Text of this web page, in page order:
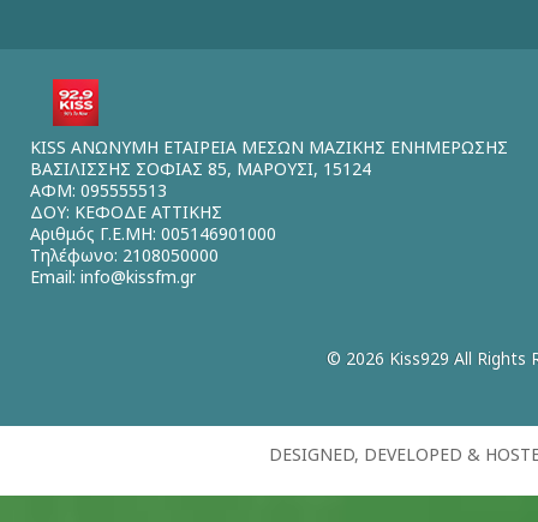
KISS ΑΝΩΝΥΜΗ ΕΤΑΙΡΕΙΑ ΜΕΣΩΝ ΜΑΖΙΚΗΣ ΕΝΗΜΕΡΩΣΗΣ
ΒΑΣΙΛΙΣΣΗΣ ΣΟΦΙΑΣ 85, ΜΑΡΟΥΣΙ, 15124
ΑΦΜ: 095555513
ΔΟΥ: ΚΕΦΟΔΕ ΑΤΤΙΚΗΣ
Αριθμός Γ.Ε.ΜΗ: 005146901000
Τηλέφωνο: 2108050000
Email: info@kissfm.gr
© 2026 Kiss929 All Rights
DESIGNED, DEVELOPED &